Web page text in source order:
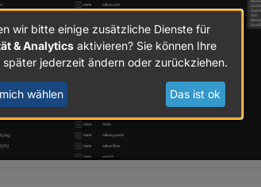
wir bitte einige zusätzliche Dienste für
& Analytics aktivieren? Sie können Ihre
später jederzeit ändern oder zurückziehen.
wählen Das ist ok